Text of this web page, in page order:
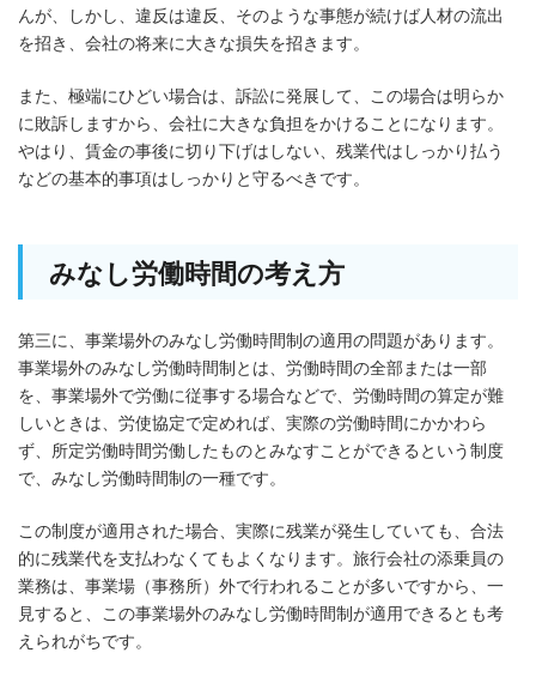
んが、しかし、違反は違反、そのような事態が続けば人材の流出
を招き、会社の将来に大きな損失を招きます。
また、極端にひどい場合は、訴訟に発展して、この場合は明らか
に敗訴しますから、会社に大きな負担をかけることになります。
やはり、賃金の事後に切り下げはしない、残業代はしっかり払う
などの基本的事項はしっかりと守るべきです。
みなし労働時間の考え方
第三に、事業場外のみなし労働時間制の適用の問題があります。
事業場外のみなし労働時間制とは、労働時間の全部または一部
を、事業場外で労働に従事する場合などで、労働時間の算定が難
しいときは、労使協定で定めれば、実際の労働時間にかかわら
ず、所定労働時間労働したものとみなすことができるという制度
で、みなし労働時間制の一種です。
この制度が適用された場合、実際に残業が発生していても、合法
的に残業代を支払わなくてもよくなります。旅行会社の添乗員の
業務は、事業場（事務所）外で行われることが多いですから、一
見すると、この事業場外のみなし労働時間制が適用できるとも考
えられがちです。